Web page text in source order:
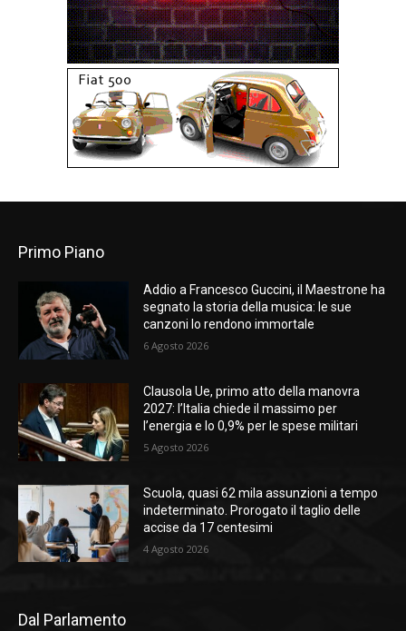
Primo Piano
Addio a Francesco Guccini, il Maestrone ha
segnato la storia della musica: le sue
canzoni lo rendono immortale
6 Agosto 2026
Clausola Ue, primo atto della manovra
2027: l’Italia chiede il massimo per
l’energia e lo 0,9% per le spese militari
5 Agosto 2026
Scuola, quasi 62 mila assunzioni a tempo
indeterminato. Prorogato il taglio delle
accise da 17 centesimi
4 Agosto 2026
Dal Parlamento